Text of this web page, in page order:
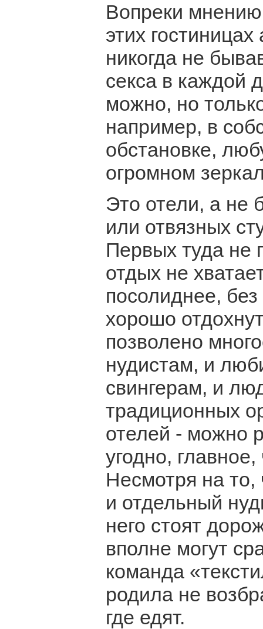
Вопреки
этих
никогда не
секса в каждой
можно, но
например, в
обстановке,
огромном
Это отели, а не
или отвязных
Первых туда не
отдых не
посолиднее,
хорошо
позволено
нудистам, и
свингерам, и
традиционных
отелей - можно
угодно,
Несмотря на то,
и отдельный
него стоят
вполне могут
команда
родила не
где едят.